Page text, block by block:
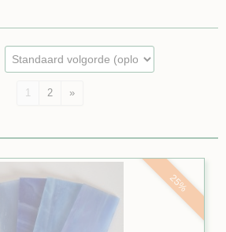
1 2 »
25%